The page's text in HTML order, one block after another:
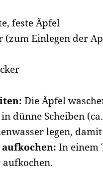
feste Äpfel
(zum Einlegen der
Die Äpfel
dünne Scheiben
legen,
In einem